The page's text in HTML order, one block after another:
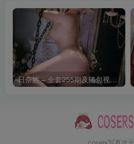
封疆疆v – NO.063 碧蓝航线 纳希
封疆疆v – NO.063 纳希莫夫[15P-
[2.11]
封疆疆v – NO.062 可畏兔女郎
封疆疆v – NO.061飞云 美足[36P-
日奈娇 – 全套255期及随包视频[266.2G-2026.8]